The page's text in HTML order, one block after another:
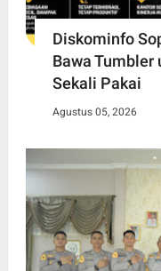
Diskominfo
Bawa
Sekali Pakai
Agustus 05, 2026